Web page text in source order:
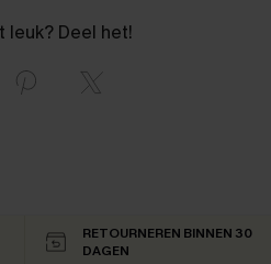
leuk? Deel het!
RETOURNEREN BINNEN 30
DAGEN